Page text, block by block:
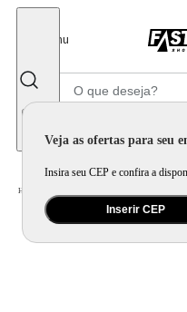
Menu
Veja as ofertas para seu
Insira seu CEP e confira a
Inserir CEP
Home